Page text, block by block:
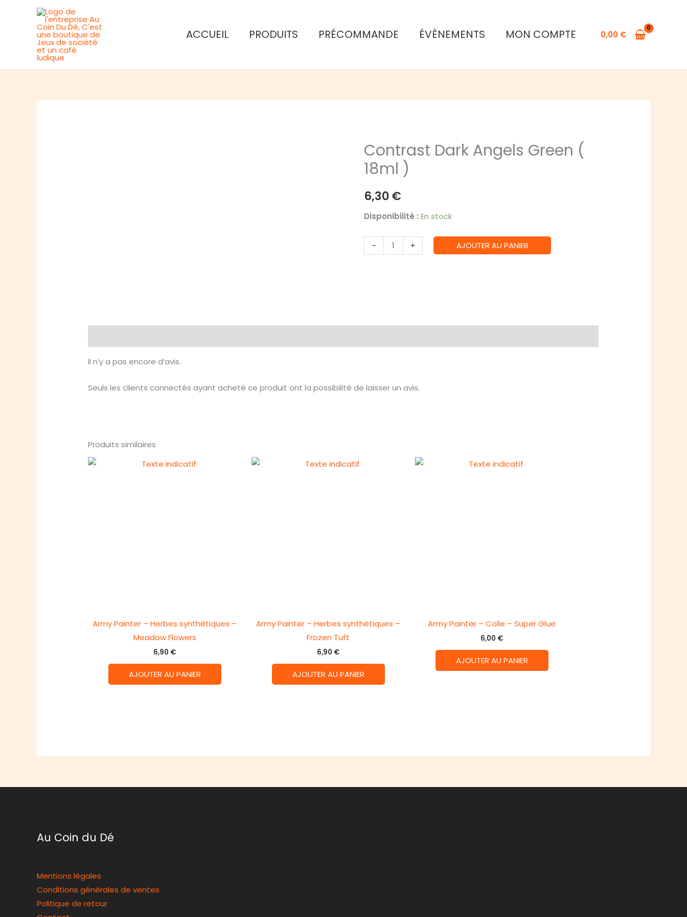
ACCUEIL PRODUITS PRÉCOMMANDE ÉVÈNEMENTS MON COMPTE 0,00 €
Contrast Dark Angels Green (
18ml )
6,30€
Disponibilité : En stock
-
quantité
de
(
+ AJOUTER AU PANIER
Il n’y a pas encore d’avis.
Seuls les clients connectés ayant acheté ce produit ont la possibilité de laisser un avis.
Produits similaires
Army Painter – Herbes synthétiques –
Meadow Flowers
6,90 €
AJOUTER AU PANIER
Army Painter – Herbes synthétiques –
Frozen Tuft
6,90 €
AJOUTER AU PANIER
Army Painter – Colle – Super Glue
6,00 €
AJOUTER AU PANIER
Au Coin du Dé
Mentions légales
Conditions générales de ventes
Politique de retour
Angels